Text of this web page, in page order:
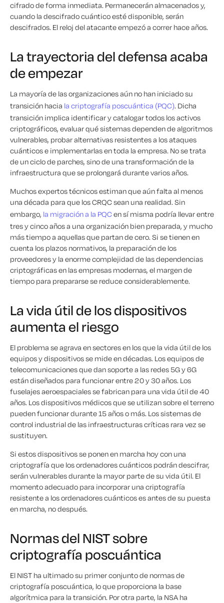
cifrado de forma inmediata. Permanecerán almacenados y,
cuando la descifrado cuántico esté disponible, serán
descifrados. El reloj del atacante empezó a correr hace años.
La trayectoria del defensa acaba
de empezar
La mayoría de las organizaciones aún no han iniciado su
transición hacia la criptografía poscuántica (PQC). Dicha
transición implica identificar y catalogar todos los activos
criptográficos, evaluar qué sistemas dependen de algoritmos
vulnerables, probar alternativas resistentes a los ataques
cuánticos e implementarlas en toda la empresa. No se trata
de un ciclo de parches, sino de una transformación de la
infraestructura que se prolongará durante varios años.
Muchos expertos técnicos estiman que aún falta al menos
una década para que los CRQC sean una realidad. Sin
embargo, la migración a la PQCen sí misma podría llevar entre
tres y cinco años a una organización bien preparada, y mucho
más tiempo a aquellas que partan de cero. Si se tienen en
cuenta los plazos normativos, la preparación de los
proveedores y la enorme complejidad de las dependencias
criptográficas en las empresas modernas, el margen de
tiempo para prepararse se reduce considerablemente.
La vida útil de los dispositivos
aumenta el riesgo
El problema se agrava en sectores en los que la vida útil de los
equipos y dispositivos se mide en décadas. Los equipos de
telecomunicaciones que dan soporte a las redes 5G y 6G
están diseñados para funcionar entre 20 y 30 años. Los
fuselajes aeroespaciales se fabrican para una vida útil de 40
años. Los dispositivos médicos que se utilizan sobre el terreno
pueden funcionar durante 15 años o más. Los sistemas de
control industrial de las infraestructuras críticas rara vez se
sustituyen.
Si estos dispositivos se ponen en marcha hoy con una
criptografía que los ordenadores cuánticos podrán descifrar,
serán vulnerables durante la mayor parte de su vida útil. El
momento adecuado para incorporar una criptografía
resistente a los ordenadores cuánticos es antes de su puesta
en marcha, no después.
Normas del NIST sobre
criptografía poscuántica
El NIST ha ultimado su primer conjunto de normas de
criptografía poscuántica, lo que proporciona la base
algorítmica para la transición. Por otra parte, la NSA ha